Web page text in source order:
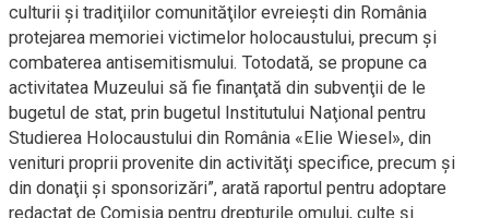
culturii şi tradiţiilor comunităţilor evreieşti din România
protejarea memoriei victimelor holocaustului, precum şi
combaterea antisemitismului. Totodată, se propune ca
activitatea Muzeului să fie finanţată din subvenţii de le
bugetul de stat, prin bugetul Institutului Naţional pentru
Studierea Holocaustului din România «Elie Wiesel», din
venituri proprii provenite din activităţi specifice, precum şi
din donaţii şi sponsorizări”, arată raportul pentru adoptare
redactat de Comisia pentru drepturile omului, culte şi